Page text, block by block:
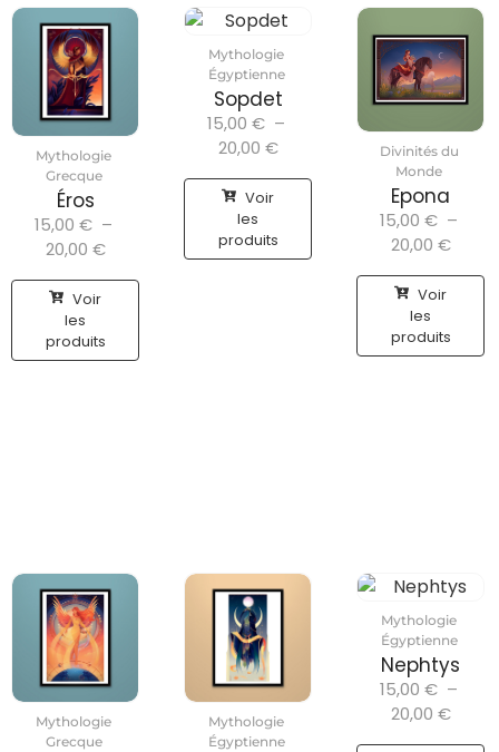
Mythologie
Grecque
Éros
15,00 € –
20,00 €
Voir
les
produits
Mythologie
Égyptienne
Sopdet
15,00 € –
20,00 €
Voir
les
produits
Divinités du
Monde
Epona
15,00 € –
20,00 €
Voir
les
produits
Mythologie
Grecque
Mythologie
Égyptienne
Mythologie
Égyptienne
Nephtys
15,00 € –
20,00 €